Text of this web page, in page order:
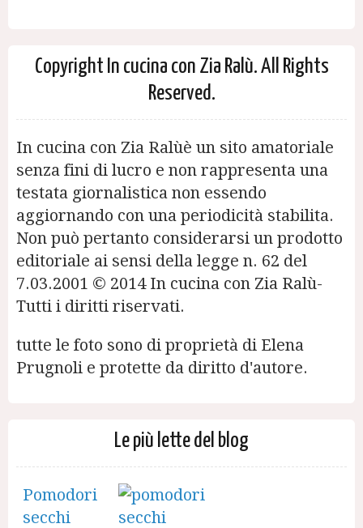
Copyright In cucina con Zia Ralù. All Rights
Reserved.
In cucina con Zia Ralùè un sito amatoriale
senza fini di lucro e non rappresenta una
testata giornalistica non essendo
aggiornando con una periodicità stabilita.
Non può pertanto considerarsi un prodotto
editoriale ai sensi della legge n. 62 del
7.03.2001 © 2014 In cucina con Zia Ralù-
Tutti i diritti riservati.
tutte le foto sono di proprietà di Elena
Prugnoli e protette da diritto d'autore.
Le più lette del blog
Pomodori
secchi